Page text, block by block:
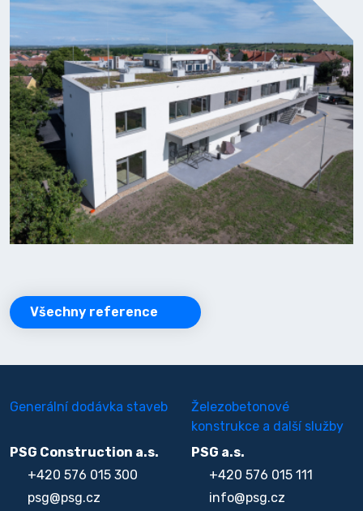
Všechny reference
Generální dodávka staveb
PSG Construction a.s.
+420 576 015 300
psg@psg.cz
Železobetonové
konstrukce a další služby
PSG a.s.
+420 576 015 111
info@psg.cz